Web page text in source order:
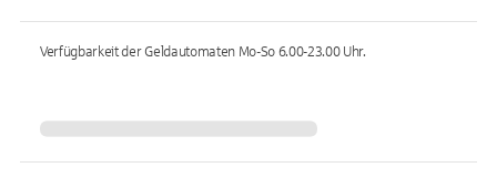
Verfügbarkeit der Geldautomaten Mo-So 6.00-23.00Uhr.